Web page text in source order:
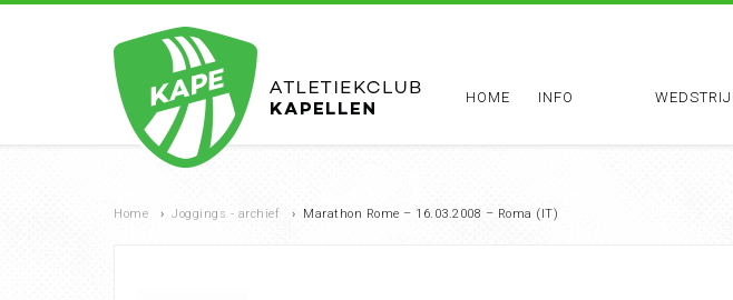
HOME INFO
Home › Joggings - archief › Marathon Rome – 16.03.2008 – Roma (IT)